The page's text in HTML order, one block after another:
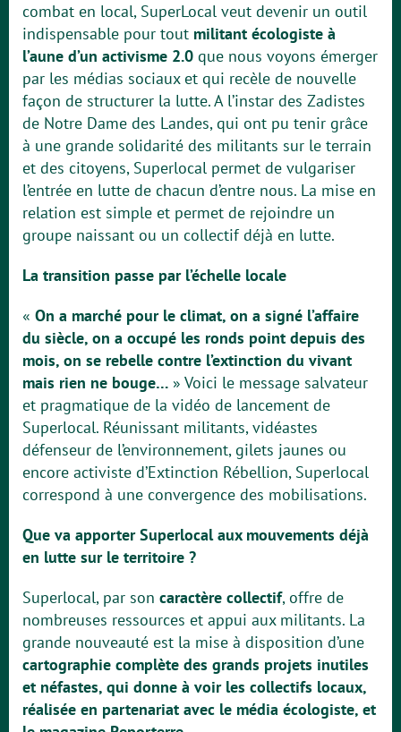
combat en local, SuperLocal veut devenir un outil
indispensable pour tout militant écologiste à
l’aune d’un activisme 2.0 que nous voyons émerger
par les médias sociaux et qui recèle de nouvelle
façon de structurer la lutte. A l’instar des Zadistes
de Notre Dame des Landes, qui ont pu tenir grâce
à une grande solidarité des militants sur le terrain
et des citoyens, Superlocal permet de vulgariser
l’entrée en lutte de chacun d’entre nous. La mise en
relation est simple et permet de rejoindre un
groupe naissant ou un collectif déjà en lutte.
La transition passe par l’échelle locale
« On a marché pour le climat, on a signé l’affaire
du siècle, on a occupé les ronds point depuis des
mois, on se rebelle contre l’extinction du vivant
mais rien ne bouge… » Voici le message salvateur
et pragmatique de la vidéo de lancement de
Superlocal. Réunissant militants, vidéastes
défenseur de l’environnement, gilets jaunes ou
encore activiste d’Extinction Rébellion, Superlocal
correspond à une convergence des mobilisations.
Que va apporter Superlocal aux mouvements déjà
en lutte sur le territoire ?
Superlocal, par son caractère collectif, offre de
nombreuses ressources et appui aux militants. La
grande nouveauté est la mise à disposition d’une
cartographie complète des grands projets inutiles
et néfastes, qui donne à voir les collectifs locaux,
réalisée en partenariat avec le média écologiste, et